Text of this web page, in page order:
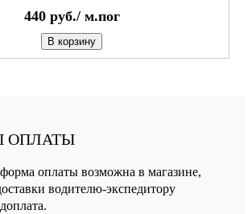
440 руб./ м.пог
В корзину
ОПЛАТЫ
оплаты возможна в магазине,
водителю-экспедитору